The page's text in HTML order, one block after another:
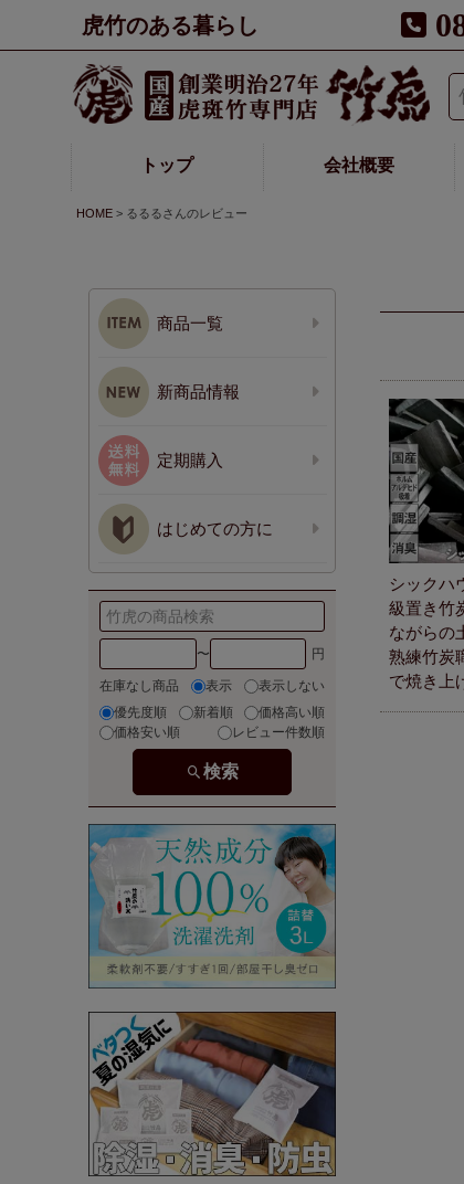
虎竹のある暮らし
トップ 会社概要
HOME るるるさんのレビュー
商品一覧
新商品情報
定期購入
はじめての方に
〜
在庫なし商品 表示
表示しない
優先度順
新着順
価格高い順
価格安い順
レビュー件数順
検索
シックハ
級置き竹
ながらの
熟練竹炭
で焼き上